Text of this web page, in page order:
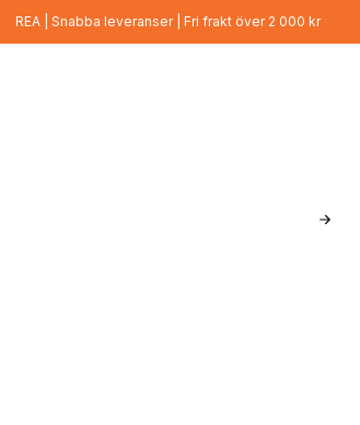
REA | Snabba leveranser | Fri frakt över 2 000 kr